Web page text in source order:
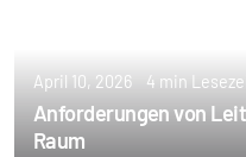
April 10, 2026 4 min
Anforderungen von
Raum